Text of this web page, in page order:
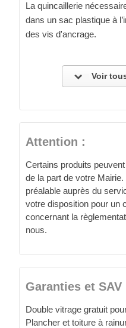
La quincaillerie
dans un sac plastique à
des vis d'ancrage.
Voir
Attention :
Certains produits
de la part de votre
préalable auprès du
votre disposition pour un
concernant la
nous.
Garanties et SAV
Double vitrage gratuit
Plancher et toiture à